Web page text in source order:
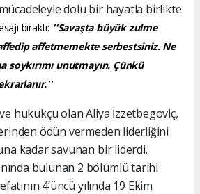
dolu bir hayatla birlikte
bıraktı: ''Savaşta büyük zulme
affetmemekte serbestsiniz. Ne
soykırımı unutmayın. Çünkü
hukukçu olan Aliya İzzetbegoviç,
ödün vermeden liderliğini
kadar savunan bir liderdi.
bulunan 2 bölümlü tarihi
4’üncü yılında 19 Ekim